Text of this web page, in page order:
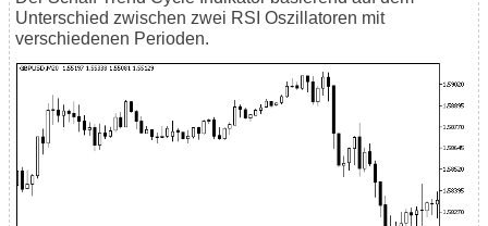
Unterschied zwischen zwei RSI Oszillatoren mit
verschiedenen Perioden.